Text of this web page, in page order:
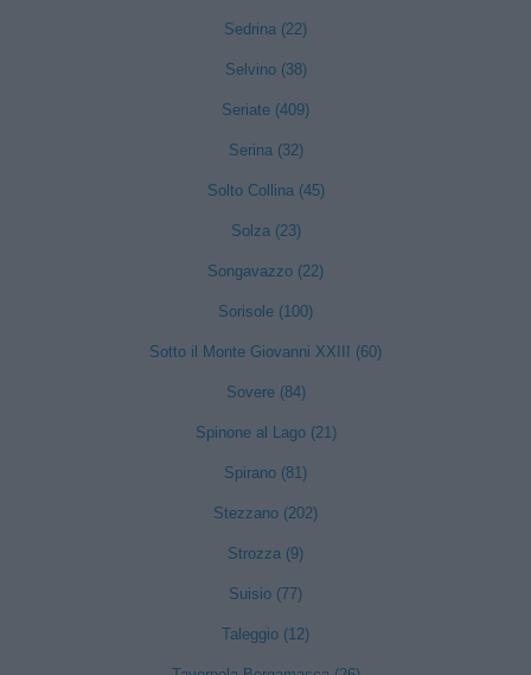
Sedrina (22)
Selvino (38)
Seriate (409)
Serina (32)
Solto Collina (45)
Solza (23)
Songavazzo (22)
Sorisole (100)
Sotto il Monte Giovanni XXIII (60)
Sovere (84)
Spinone al Lago (21)
Spirano (81)
Stezzano (202)
Strozza (9)
Suisio (77)
Taleggio (12)